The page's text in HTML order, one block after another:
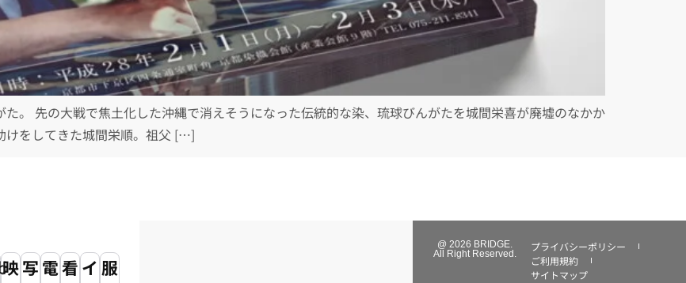
。 先の大戦で焦土化した沖縄で消えそうになった伝統的な染、琉球びんがたを城間栄喜が廃墟のなかか
けをしてきた城間栄順。祖父 […]
映写 電看 イ 服
@ 2026 BRIDGE.
All Right Reserved.
プライバシーポリシー
ご利用規約
サイトマップ